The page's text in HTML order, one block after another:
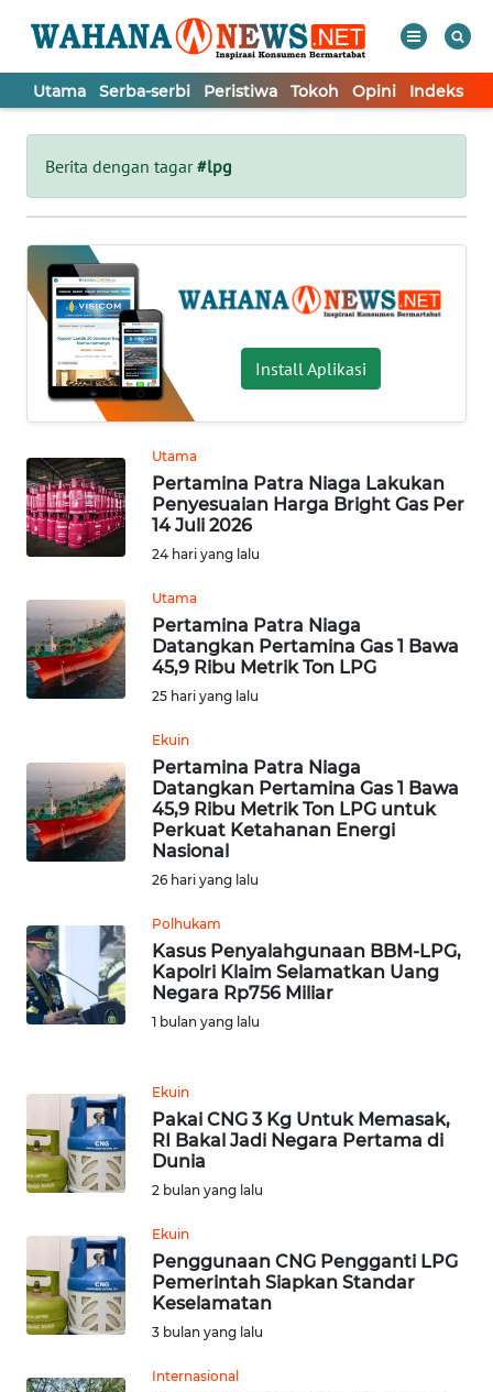
Utama Serba-serbi Peristiwa Tokoh Opini Indeks
Berita dengan tagar#lpg
Install Aplikasi
Utama
Pertamina Patra Niaga Lakukan
Penyesuaian Harga Bright Gas Per
14 Juli 2026
24 hari yang lalu
Utama
Pertamina Patra Niaga
Datangkan Pertamina Gas 1 Bawa
45,9 Ribu Metrik Ton LPG
25 hari yang lalu
Ekuin
Pertamina Patra Niaga
Datangkan Pertamina Gas 1 Bawa
45,9 Ribu Metrik Ton LPG untuk
Perkuat Ketahanan Energi
Nasional
26 hari yang lalu
Polhukam
Kasus Penyalahgunaan BBM-LPG,
Kapolri Klaim Selamatkan Uang
Negara Rp756 Miliar
1 bulan yang lalu
Ekuin
Pakai CNG 3 Kg Untuk Memasak,
RI Bakal Jadi Negara Pertama di
Dunia
2 bulan yang lalu
Ekuin
Penggunaan CNG Pengganti LPG
Pemerintah Siapkan Standar
Keselamatan
3 bulan yang lalu
Internasional
Tutup
UTAMA
SERBA-
SERBI
PERISTIWA
TOKOH
OPINI
Informasi
INDEKS
BERITA
KONTAK
KAMI
INFO
IKLAN
TENTANG
KAMI
PEDOMAN
MEDIA
SIBER
REDAKSI
DISCLAIMER
Wahana
Regional
WN
SUMUT
WN